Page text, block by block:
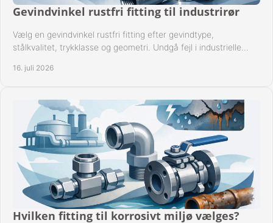
Gevindvinkel rustfri fitting til industrirør
Vælg en gevindvinkel rustfri fitting efter gevindtype,
stålkvalitet, trykklasse og geometri. Undgå fejl i industrielle
16. juli 2026
Hvilken fitting til korrosivt miljø vælges?